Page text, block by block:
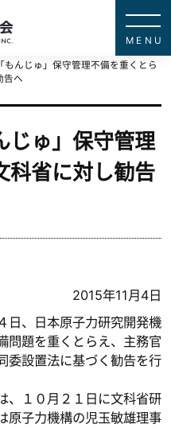
もんじゅ」保守管理不備を重くとら
告へ
じゅ」保守管理
科省に対し勧告
2015年11月4日
、日本原子力研究開発機
問題を重くとらえ、主務官
委設置法に基づく勧告を行
１０月２１日に文科省研
原子力機構の児玉敏雄理事